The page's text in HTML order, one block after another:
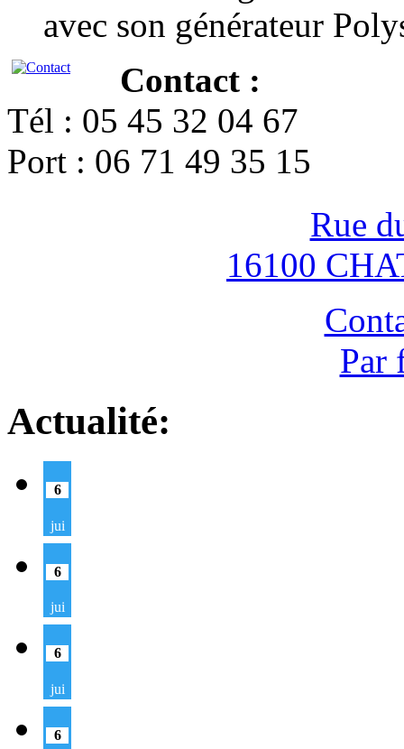
avec son générateur
Contact :
Tél : 05 45 32 04 67
Port : 06 71 49 35 15
Rue
16100
Par
Actualité:
6
jui
6
jui
6
jui
6